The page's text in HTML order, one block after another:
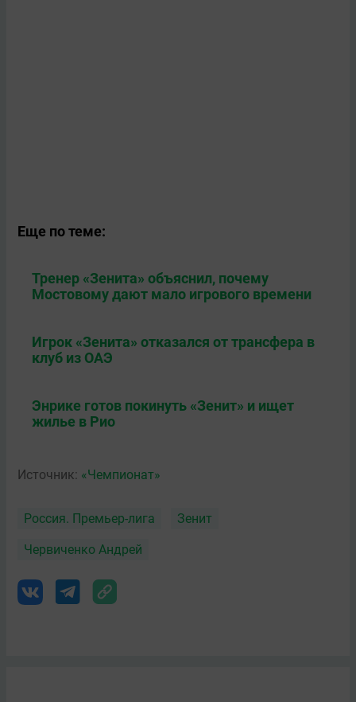
Еще по теме:
Тренер «Зенита» объяснил, почему
Мостовому дают мало игрового времени
Игрок «Зенита» отказался от трансфера в
клуб из ОАЭ
Энрике готов покинуть «Зенит» и ищет
жилье в Рио
Источник: «Чемпионат»
Россия. Премьер-лига Зенит
Червиченко Андрей